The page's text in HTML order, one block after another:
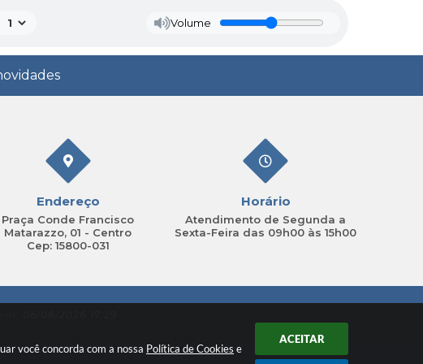
você concorda com a nossa Política de Cookies e
ACEITAR
Volume
Endereço
Praça Conde Francisco
Matarazzo, 01 - Centro
Cep: 15800-031
Horário
Atendimento de Segunda a
Sexta-Feira das 09h00 às 15h00